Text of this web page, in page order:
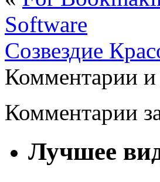
Software
Созвездие
Комментарии и
Комментарии
Лучшее